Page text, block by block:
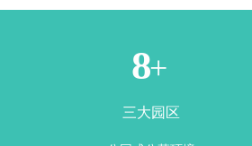
3+
三大园区